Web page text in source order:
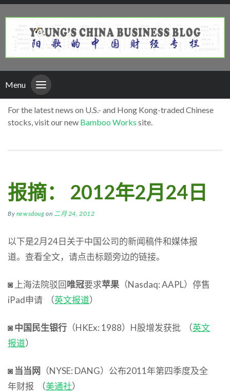
Menu
For the latest news on U.S.- and Hong Kong-traded Chinese
stocks, visit our new Bamboo Works site.
报摘： 2012年2月24日
By newsdoug on 二月 24, 2012
以下是2月24日关于中国公司的新闻稿件和媒体报
道。查看全文，请点击标题旁边的链接。
◙ 上海法院驳回唯冠要求苹果 （Nasdaq: AAPL）停售
iPad申请 （英文报道）
◙中国民生银行 （HKEx: 1988）H股增发获批 （英文
报道）
◙ 当当网 （NYSE: DANG）公布2011年第四季度及全
年财报 （美通社）